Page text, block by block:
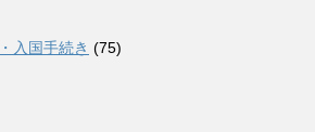
入国手続き (75)